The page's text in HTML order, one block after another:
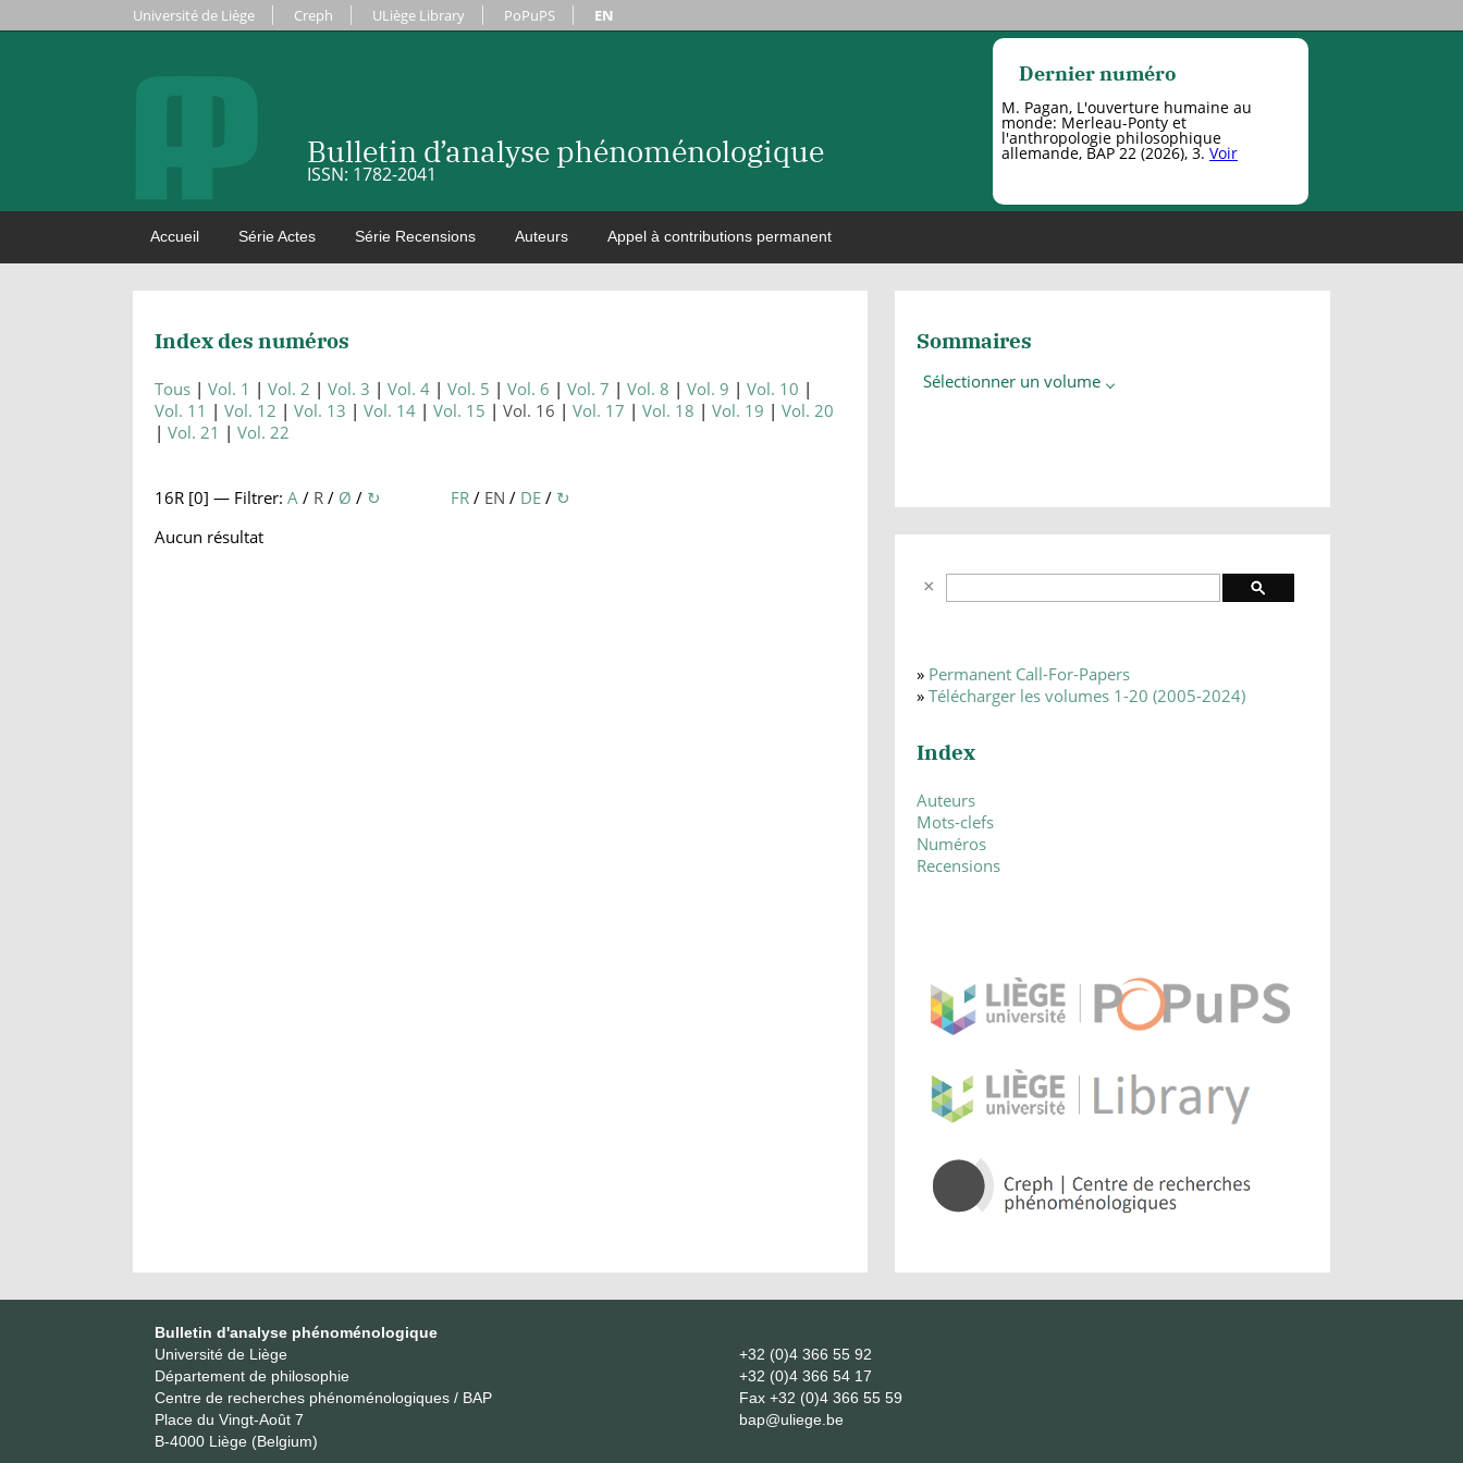
Université de Liège Creph ULiège Library PoPuPS EN
Bulletin d’analyse phénoménologique
ISSN: 1782-2041
Dernier numéro
M. Pagan, L'ouverture humaine au
monde: Merleau-Ponty et
l'anthropologie philosophique
allemande, BAP 22 (2026), 3. Voir
Accueil Série Actes Série Recensions Auteurs Appel à contributions permanent
Index des numéros
Tous Vol. 1 Vol. 2 Vol. 3 Vol. 4 Vol. 5 Vol. 6 Vol. 7 Vol. 8 Vol. 9
Vol. 10
Vol. 11
Vol. 12 Vol. 13 Vol. 14 Vol. 15 Vol. 16 Vol. 17 Vol. 18 Vol. 19
Vol. 20
Vol. 21
Vol. 22
16R [0] — Filtrer: A / R / Ø / ↻ FR / EN / DE / ↻
Aucun résultat
Sommaires
Sélectionner un volume
» Permanent Call-For-Papers
» Télécharger les volumes 1-20 (2005-2024)
Index
Auteurs
Mots-clefs
Numéros
Recensions
Bulletin d'analyse phénoménologique
Université de Liège
Département de philosophie
Centre de recherches phénoménologiques / BAP
Place du Vingt-Août 7
B-4000 Liège (Belgium)
+32 (0)4 366 55 92
+32 (0)4 366 54 17
Fax +32 (0)4 366 55 59
bap@uliege.be